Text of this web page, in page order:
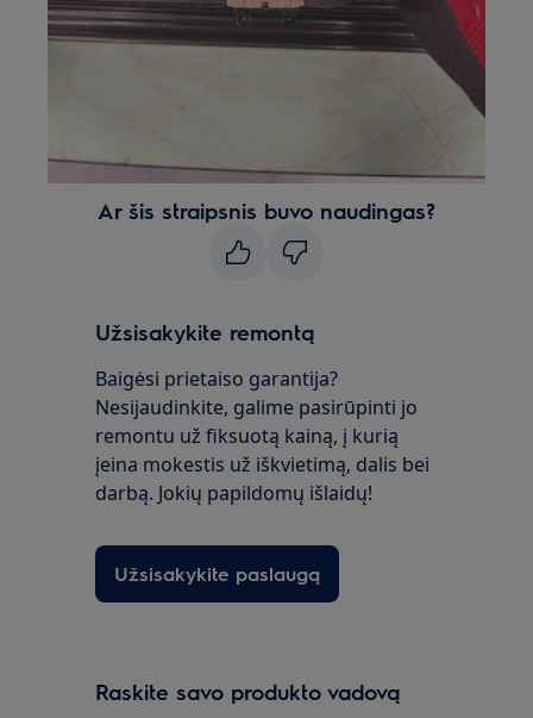
Ar šis straipsnis buvo naudingas?
Užsisakykite remontą
Baigėsi prietaiso garantija?
Nesijaudinkite, galime pasirūpinti jo
remontu už fiksuotą kainą, į kurią
įeina mokestis už iškvietimą, dalis bei
darbą. Jokių papildomų išlaidų!
Užsisakykite paslaugą
Raskite savo produkto vadovą